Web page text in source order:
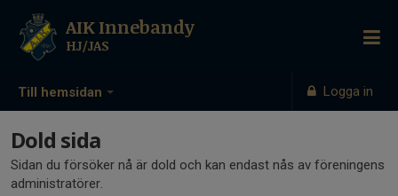
Till hemsidan Logga in
AIK Innebandy
HJ/JAS
Dold sida
Sidan du försöker nå är dold och kan endast nås av föreningens
administratörer.